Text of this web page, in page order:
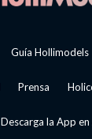
Guía Hollimodels
Prensa
Descarga la App